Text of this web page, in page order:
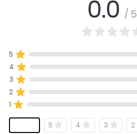
0.0 / 5
5
4
3
2
1
5 4 3 2